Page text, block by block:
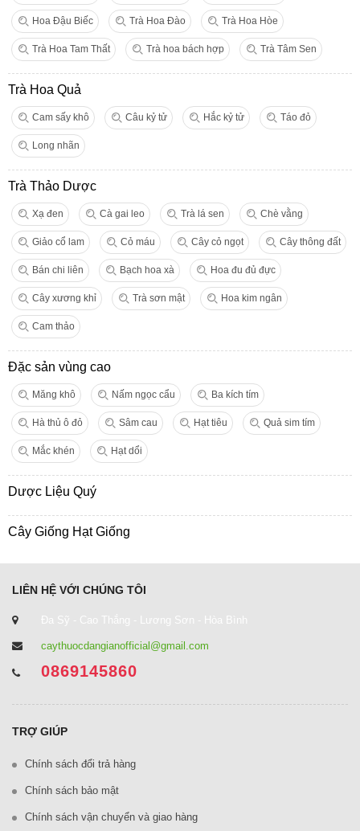
Hoa Đậu Biếc Trà Hoa Đào Trà Hoa Hòe
Trà Hoa Tam Thất Trà hoa bách hợp Trà Tâm Sen
Trà Hoa Quả
Cam sấy khô Câu kỷ tử Hắc kỷ tử Táo đỏ
Long nhãn
Trà Thảo Dược
Xạ đen Cà gai leo Trà lá sen Chè vằng
Giảo cổ lam Cỏ máu Cây cỏ ngọt Cây thông đất
Bán chi liên Bạch hoa xà Hoa đu đủ đực
Cây xương khỉ Trà sơn mật Hoa kim ngân
Cam thảo
Đặc sản vùng cao
Măng khô Nấm ngọc cẩu Ba kích tím
Hà thủ ô đỏ Sâm cau Hạt tiêu Quả sim tím
Mắc khén Hạt dổi
Dược Liệu Quý
Cây Giống Hạt Giống
LIÊN HỆ VỚI CHÚNG TÔI
Đa Sỹ - Cao Thắng - Lương Sơn - Hòa Bình
caythuocdangianofficial@gmail.com
0869145860
TRỢ GIÚP
Chính sách đổi trả hàng
Chính sách bảo mật
Chính sách vận chuyển và giao hàng